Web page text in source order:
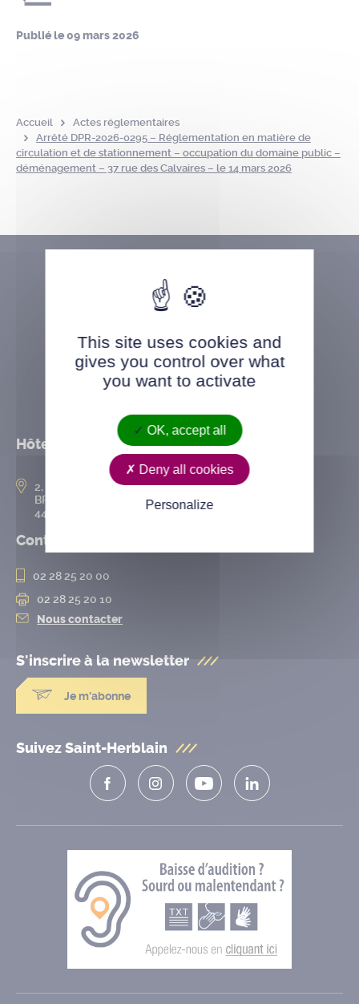
Publié le09 mars 2026
Accueil
Actes réglementaires
Arrêté DPR-2026-0295 – Réglementation en matière de
circulation et de stationnement – occupation du domaine public –
déménagement – 37 rue des Calvaires – le 14 mars 2026
Hôtel de ville
2, rue de l’Hôtel-de-Ville
BP 50167
44802 Saint-Herblain cedex
Contact
02 28 25 20 00
02 28 25 20 10
Nous contacter
S'inscrire à la newsletter
Je m'abonne
Suivez Saint-Herblain
This site uses cookies and
gives you control over what
you want to activate
OK, accept all
Deny all cookies
Personalize